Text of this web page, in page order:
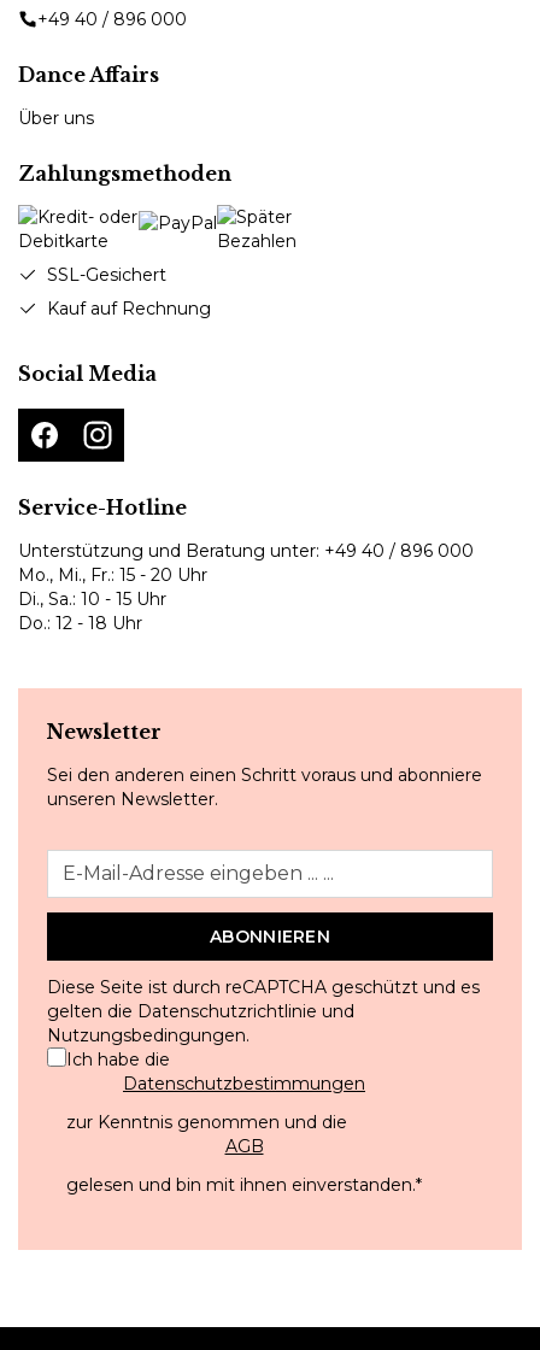
+49 40 / 896 000
Dance Affairs
Über uns
Zahlungsmethoden
SSL-Gesichert
Kauf auf Rechnung
Social Media
Service-Hotline
Unterstützung und Beratung unter: +49 40 / 896 000
Mo., Mi., Fr.: 15 - 20 Uhr
Di., Sa.: 10 - 15 Uhr
Do.: 12 - 18 Uhr
Newsletter
Sei den anderen einen Schritt voraus und abonniere
unseren Newsletter.
ABONNIEREN
Diese Seite ist durch reCAPTCHA geschützt und es
gelten die Datenschutzrichtlinie und
Nutzungsbedingungen.
Ich habe die
Datenschutzbestimmungen
zur Kenntnis genommen und die
AGB
gelesen und bin mit ihnen einverstanden.*